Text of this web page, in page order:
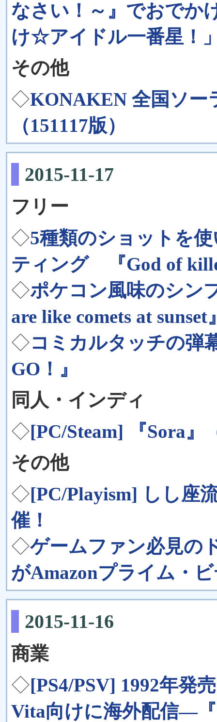
なさい！～』でおでか
け☆アイドル一番星！
その他
◇KONAKEN 全国ソー
（151117版）
2015-11-17
フリー
◇5種類のショットを
ティング 『God of
◇ポケコン風味のシン
are like comets at sunset
◇コミカルタッチの
GO！』
同人・インディ
◇[PC/Steam] 『Sora』
その他
◇[PC/Playism] しし座
催！
◇ゲームファン必見の
がAmazonプライム・
2015-11-16
商業
◇[PS4/PSV] 1992年発
Vita向けに海外配信―